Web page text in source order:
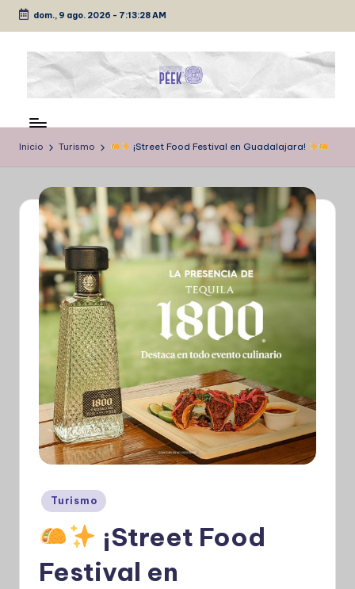
Saltar
contenido
dom., 9 ago. 2026 - 7:13:28 AM
E
K
de
comunicación
Inicio Turismo ¡Street Food Festival en Guadalajara!
Publicado
en
Turismo
¡Street Food
Festival en